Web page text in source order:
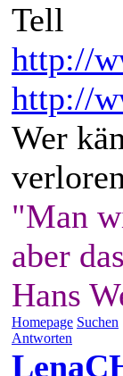
Tell
http://
http://
Wer
"Man
aber
Hans
Homepage Suchen
Antworten